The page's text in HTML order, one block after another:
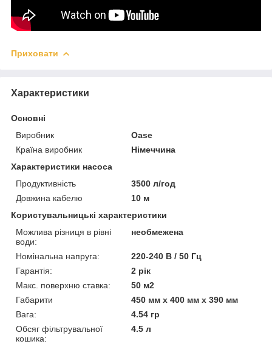
Приховати
Характеристики
Основні
Виробник
Oase
Країна виробник
Німеччина
Характеристики насоса
Продуктивність
3500 л/год
Довжина кабелю
10 м
Користувальницькі характеристики
Можлива різниця в рівні
води:
необмежена
Номінальна напруга:
220-240 В / 50 Гц
Гарантія:
2 рік
Макс. поверхню ставка:
50 м2
Габарити
450 мм х 400 мм х 390 мм
Вага:
4.54 гр
Обсяг фільтрувальної
кошика:
4.5 л